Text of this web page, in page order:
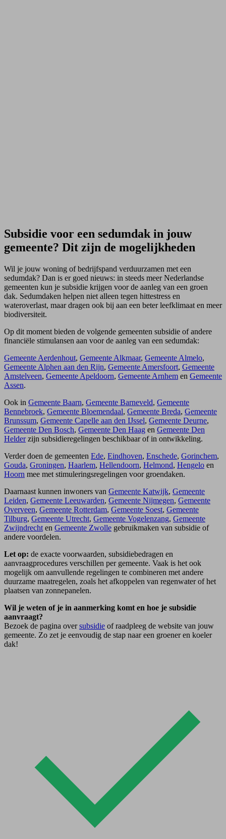
Subsidie voor een sedumdak in jouw
gemeente? Dit zijn de mogelijkheden
Wil je jouw woning of bedrijfspand verduurzamen met een
sedumdak? Dan is er goed nieuws: in steeds meer Nederlandse
gemeenten kun je subsidie krijgen voor de aanleg van een groen
dak. Sedumdaken helpen niet alleen tegen hittestress en
wateroverlast, maar dragen ook bij aan een beter leefklimaat en meer
biodiversiteit.
Op dit moment bieden de volgende gemeenten subsidie of andere
financiële stimulansen aan voor de aanleg van een sedumdak:
Gemeente Aerdenhout, Gemeente Alkmaar, Gemeente Almelo,
Gemeente Alphen aan den Rijn, Gemeente Amersfoort, Gemeente
Amstelveen, Gemeente Apeldoorn, Gemeente Arnhem en Gemeente
Assen.
Ook in Gemeente Baarn, Gemeente Barneveld, Gemeente
Bennebroek, Gemeente Bloemendaal, Gemeente Breda, Gemeente
Brunssum, Gemeente Capelle aan den IJssel, Gemeente Deurne,
Gemeente Den Bosch, Gemeente Den Haag en Gemeente Den
Helderzijn subsidieregelingen beschikbaar of in ontwikkeling.
Verder doen de gemeenten Ede, Eindhoven, Enschede, Gorinchem,
Gouda, Groningen, Haarlem, Hellendoorn, Helmond, Hengelo en
Hoorn mee met stimuleringsregelingen voor groendaken.
Daarnaast kunnen inwoners van Gemeente Katwijk, Gemeente
Leiden, Gemeente Leeuwarden, Gemeente Nijmegen, Gemeente
Overveen, Gemeente Rotterdam, Gemeente Soest, Gemeente
Tilburg, Gemeente Utrecht, Gemeente Vogelenzang, Gemeente
Zwijndrecht en Gemeente Zwolle gebruikmaken van subsidie of
andere voordelen.
Let op: de exacte voorwaarden, subsidiebedragen en
aanvraagprocedures verschillen per gemeente. Vaak is het ook
mogelijk om aanvullende regelingen te combineren met andere
duurzame maatregelen, zoals het afkoppelen van regenwater of het
plaatsen van zonnepanelen.
Wil je weten of je in aanmerking komt en hoe je subsidie
aanvraagt?
Bezoek de pagina oversubsidie of raadpleeg de website van jouw
gemeente. Zo zet je eenvoudig de stap naar een groener en koeler
dak!